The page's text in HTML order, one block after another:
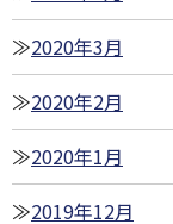
2020年3月
2020年2月
2020年1月
2019年12月